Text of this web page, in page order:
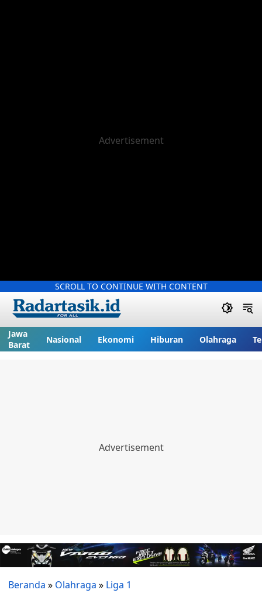
SCROLL TO CONTINUE WITH CONTENT
Jawa
Barat
Nasional Ekonomi Hiburan Olahraga
Beranda » Olahraga » Liga 1